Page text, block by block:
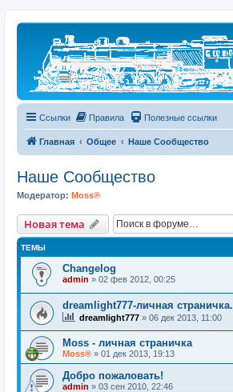
Ссылки Правила Полезные ссылки
Главная Общее Наше Сообщество
Наше Сообщество
Модератор: Moss®
Новая тема
ТЕМЫ
Changelog
admin » 02 фев 2012, 00:25
dreamlight777-личная страничка.
dreamlight777 » 06 дек 2013, 11:00
Moss - личная страничка
Moss® » 01 дек 2013, 19:13
Добро пожаловать!
admin » 03 сен 2010, 22:46